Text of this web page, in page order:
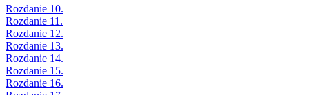
Rozdanie 10.
Rozdanie 11.
Rozdanie 12.
Rozdanie 13.
Rozdanie 14.
Rozdanie 15.
Rozdanie 16.